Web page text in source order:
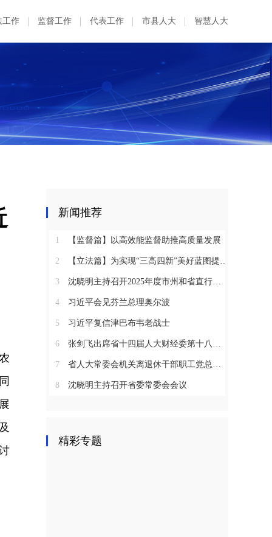
工作 监督工作 代表工作 市县人大 智慧人大
新闻推荐
1 【监督篇】以高效能监督助推高质量发展
2 【立法篇】为实现“三高四新”美好蓝图提供坚实法治保障
3 沈晓明主持召开2025年度市州和省直行业系统党（工）委书记抓基层党建工作述职评议会议
4 习近平会见芬兰总理奥尔波
5 习近平复信津巴布韦老战士
6 张剑飞出席省十四届人大财经委第十八次全体会议
7 省人大常委会机关离退休干部职工党总支召开2025年度总结表彰大会
8 沈晓明主持召开省委常委会会议
精彩专题